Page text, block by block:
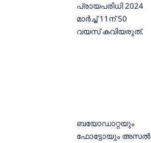
പ്രായപരിധി 2024
മാര്‍ച്ച് 11ന് 50
വയസ് കവിയരുത്.
ബയോഡാറ്റയും
ഫോട്ടോയും അസല്‍